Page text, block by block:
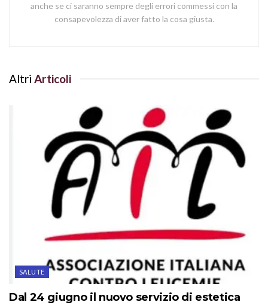
anche se ci saranno sempre degli errori commessi con la
consapevolezza di aver fatto la cosa giusta.
Altri Articoli
SALUTE
Dal 24 giugno il nuovo servizio di estetica